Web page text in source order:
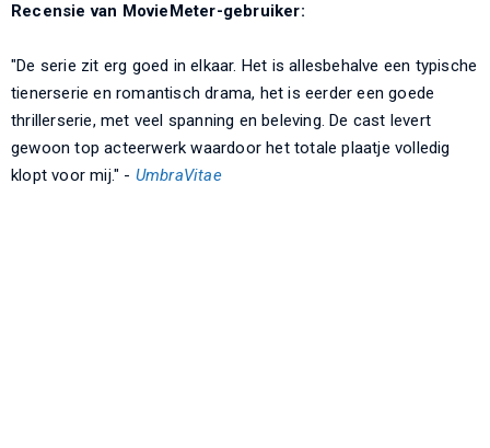
Recensie van MovieMeter-gebruiker:
"De serie zit erg goed in elkaar. Het is allesbehalve een typische
tienerserie en romantisch drama, het is eerder een goede
thrillerserie, met veel spanning en beleving. De cast levert
gewoon top acteerwerk waardoor het totale plaatje volledig
klopt voor mij." - UmbraVitae